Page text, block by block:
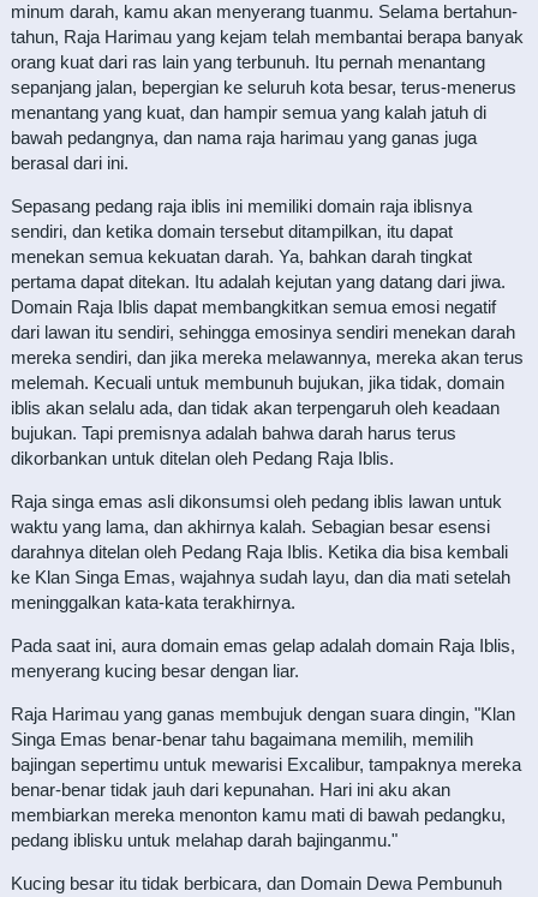
minum darah, kamu akan menyerang tuanmu. Selama bertahun-
tahun, Raja Harimau yang kejam telah membantai berapa banyak
orang kuat dari ras lain yang terbunuh. Itu pernah menantang
sepanjang jalan, bepergian ke seluruh kota besar, terus-menerus
menantang yang kuat, dan hampir semua yang kalah jatuh di
bawah pedangnya, dan nama raja harimau yang ganas juga
berasal dari ini.
Sepasang pedang raja iblis ini memiliki domain raja iblisnya
sendiri, dan ketika domain tersebut ditampilkan, itu dapat
menekan semua kekuatan darah. Ya, bahkan darah tingkat
pertama dapat ditekan. Itu adalah kejutan yang datang dari jiwa.
Domain Raja Iblis dapat membangkitkan semua emosi negatif
dari lawan itu sendiri, sehingga emosinya sendiri menekan darah
mereka sendiri, dan jika mereka melawannya, mereka akan terus
melemah. Kecuali untuk membunuh bujukan, jika tidak, domain
iblis akan selalu ada, dan tidak akan terpengaruh oleh keadaan
bujukan. Tapi premisnya adalah bahwa darah harus terus
dikorbankan untuk ditelan oleh Pedang Raja Iblis.
Raja singa emas asli dikonsumsi oleh pedang iblis lawan untuk
waktu yang lama, dan akhirnya kalah. Sebagian besar esensi
darahnya ditelan oleh Pedang Raja Iblis. Ketika dia bisa kembali
ke Klan Singa Emas, wajahnya sudah layu, dan dia mati setelah
meninggalkan kata-kata terakhirnya.
Pada saat ini, aura domain emas gelap adalah domain Raja Iblis,
menyerang kucing besar dengan liar.
Raja Harimau yang ganas membujuk dengan suara dingin, "Klan
Singa Emas benar-benar tahu bagaimana memilih, memilih
bajingan sepertimu untuk mewarisi Excalibur, tampaknya mereka
benar-benar tidak jauh dari kepunahan. Hari ini aku akan
membiarkan mereka menonton kamu mati di bawah pedangku,
pedang iblisku untuk melahap darah bajinganmu."
Kucing besar itu tidak berbicara, dan Domain Dewa Pembunuh